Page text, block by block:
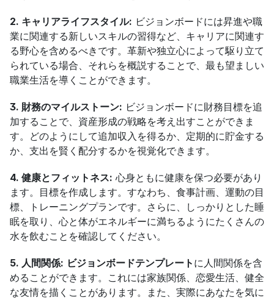
2. キャリアライフスタイル: ビジョンボードには昇進や職
業に関連する新しいスキルの習得など、キャリアに関連す
る野心を含めるべきです。革新や独立心によって駆り立て
られている場合、それらを概説することで、最も望ましい
職業生活を導くことができます。
3. 財務のマイルストーン: ビジョンボードに財務目標を追
加することで、資産形成の戦略を考え出すことができま
す。どのようにして追加収入を得るか、定期的に貯金する
か、支出を賢く配分するかを視覚化できます。
4. 健康とフィットネス: 心身ともに健康を保つ必要があり
ます。目標を作成します。すなわち、食事計画、運動の目
標、トレーニングプランです。さらに、しっかりとした睡
眠を取り、心と体がエネルギーに満ちるようにたくさんの
水を飲むことを確認してください。
5. 人間関係: ビジョンボードテンプレート に人間関係を含
めることができます。これには家族関係、恋愛生活、健全
な友情を描くことがあります。また、実際にあなたを気に